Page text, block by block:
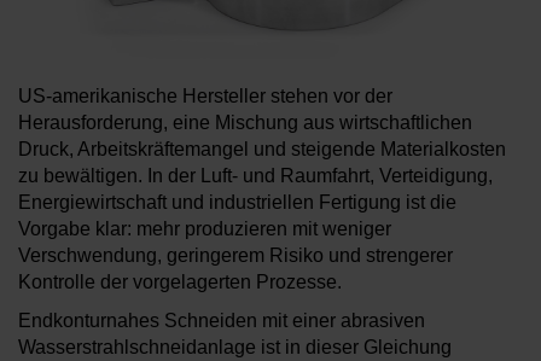
US-amerikanische Hersteller stehen vor der
Herausforderung, eine Mischung aus wirtschaftlichen
Druck, Arbeitskräftemangel und steigende Materialkosten
zu bewältigen. In der Luft- und Raumfahrt, Verteidigung,
Energiewirtschaft und industriellen Fertigung ist die
Vorgabe klar: mehr produzieren mit weniger
Verschwendung, geringerem Risiko und strengerer
Kontrolle der vorgelagerten Prozesse.
Endkonturnahes Schneiden mit einer abrasiven
Wasserstrahlschneidanlage ist in dieser Gleichung